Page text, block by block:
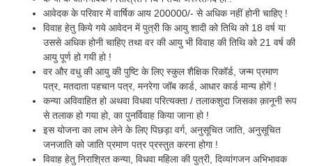
आवेदक के परिवार में वार्षिक आय 200000/- से अधिक नहीं होनी चाहिए !
विवाह हेतु किये गये आवेदन में पुत्री कि आयु शादी को तिथि को 18 वर्ष या
उससे अधिक होनी चाहिए तथा वर की आयु भी विवाह की तिथि को 21 वर्ष की
आयु पूर्ण हो गयी हो !
वर और वधु की आयु की पुष्टि के लिए स्कुल शैक्षिक रिकॉर्ड, जन्म प्रमाण
पत्र, मतदाता पहचान पत्र, मनरेगा जॉब कार्ड, आधार कार्ड मान्य होगें !
कन्या अविवाहित हो अथवा विधवा परित्यक्ता / तलाकशुदा जिसका क़ानूनी रूप
से तलाक हो गया हो, का पुनर्विवाह किया जाना हो !
इस योजना का लाभ लेने के लिए पिछड़ा वर्ग, अनुसूचित जाति, अनुसूचित
जनजाति को जाति प्रमाण पत्र प्रस्तुत करना होगा !
विवाह हेतु निराश्रित कन्या, विधवा महिला की पुत्री, दिव्यांगजन अभिभावक